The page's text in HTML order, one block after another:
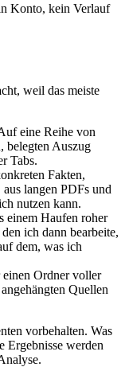
Konto, kein Verlauf
weil das meiste
eine Reihe von
belegten Auszug
Tabs.
Fakten,
langen PDFs und
nutzen kann.
einem Haufen roher
ich dann bearbeite,
dem, was ich
einen Ordner voller
Quellen
vorbehalten. Was
Ergebnisse werden